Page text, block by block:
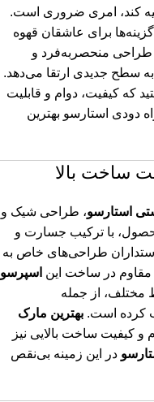
کند، امری ضروری است.
برای عاشقان قهوه
طراحی منحصر‌به‌فرد و
سطح جدیدی ارتقا می‌دهد.
که کیفیت، دوام و قابلیت
دودی استارسو بهترین
ساخت بالا
استارسو، طراحی شیک و
با ترکیب جسارت و
طراحی‌های خاص به
مقاوم در ساخت این اسپرسو
مختلف، از جمله
کرده است. بهترین مارک
و کیفیت ساخت بالایی نیز
در این زمینه بی‌نقص